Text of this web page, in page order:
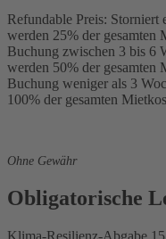
Refundable Preis:
werden 25% der gesamten
Buchung zwischen 3 bis 6
werden 50% der gesamten
Buchung weniger als 3
100% der gesamten
Ohne Gewähr
Obligatorische
Klima-Resilienz-Abgabe